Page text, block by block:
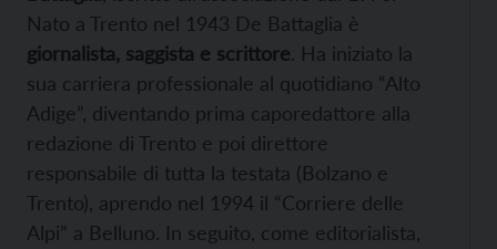
Nato a Trento nel 1943 De Battaglia è
giornalista, saggista e scrittore. Ha iniziato la
sua carriera professionale al quotidiano “Alto
Adige”, diventando prima caporedattore alla
redazione di Trento e poi direttore
responsabile di tutta la testata (Bolzano e
Trento), aprendo nel 1994 il “Corriere delle
Alpi” a Belluno. In seguito, come editorialista,